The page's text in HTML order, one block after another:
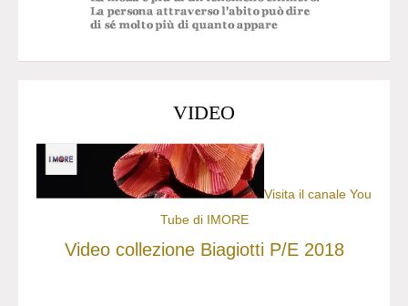
VIDEO
Visita il canale You
Tube di IMORE
Video collezione Biagiotti P/E 2018